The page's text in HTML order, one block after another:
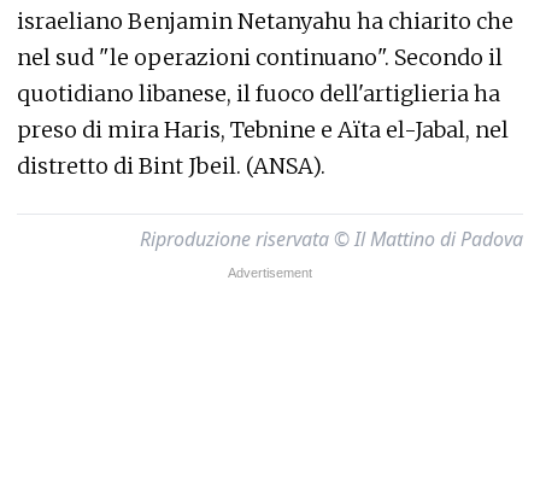
israeliano Benjamin Netanyahu ha chiarito che
nel sud "le operazioni continuano". Secondo il
quotidiano libanese, il fuoco dell'artiglieria ha
preso di mira Haris, Tebnine e Aïta el-Jabal, nel
distretto di Bint Jbeil. (ANSA).
Riproduzione riservata © Il Mattino di Padova